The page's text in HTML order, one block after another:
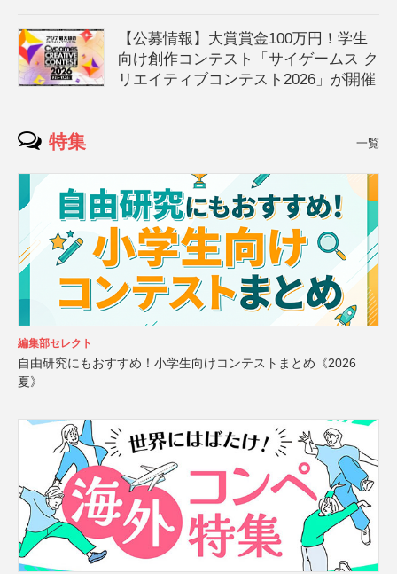
【公募情報】大賞賞金100万円！学生
向け創作コンテスト「サイゲームス ク
リエイティブコンテスト2026」が開催
特集 一覧
編集部セレクト
自由研究にもおすすめ！小学生向けコンテストまとめ《2026
夏》